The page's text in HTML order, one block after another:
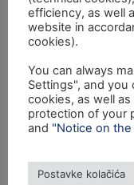
efficiency, as well
website in
cookies).
You can always
Settings", and
cookies, as well
protection of your
and "Notice on the
Postavke kolačića